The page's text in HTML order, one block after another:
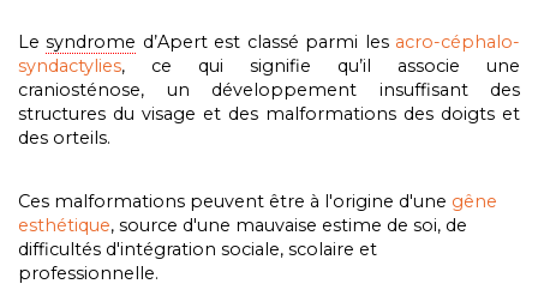
Lesyndrome d’Apert est classé parmi les acro-céphalo-
syndactylies, ce qui signifie qu’il associe une
craniosténose, un développement insuffisant des
structures du visage et des malformations des doigts et
des orteils.
Ces malformations peuvent être à l'origine d'une gêne
esthétique, source d'une mauvaise estime de soi, de
difficultés d'intégration sociale, scolaire et
professionnelle.